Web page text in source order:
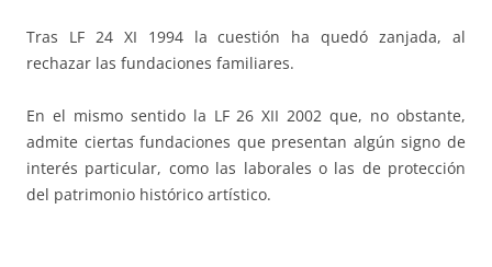
Tras LF 24 XI 1994 la cuestión ha quedó zanjada, al
rechazar las fundaciones familiares.
En el mismo sentido la LF 26 XII 2002 que, no obstante,
admite ciertas fundaciones que presentan algún signo de
interés particular, como las laborales o las de protección
del patrimonio histórico artístico.